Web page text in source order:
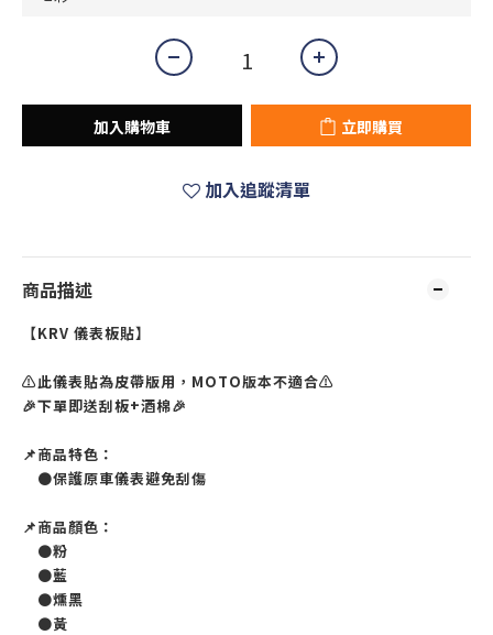
加入購物車 立即購買
加入追蹤清單
商品描述
【KRV 儀表板貼】
⚠️此儀表貼為皮帶版用，MOTO版本不適合⚠️
🎉下單即送刮板+酒棉🎉
📌商品特色：
●保護原車儀表避免刮傷
📌商品顏色：
●粉
●藍
●燻黑
●黃